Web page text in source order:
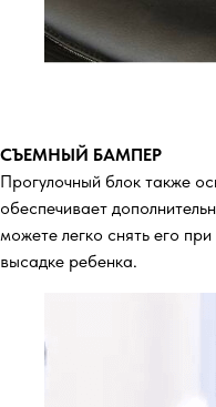
СЪЕМНЫЙ БАМПЕР
Прогулочный блок также
обеспечивает
можете легко снять его
высадке ребенка.